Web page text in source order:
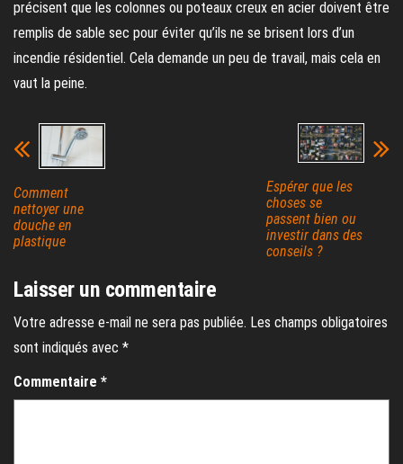
précisent que les colonnes ou poteaux creux en acier doivent être
remplis de sable sec pour éviter qu’ils ne se brisent lors d’un
incendie résidentiel. Cela demande un peu de travail, mais cela en
vaut la peine.
Comment
nettoyer une
douche en
plastique
Espérer que les
choses se
passent bien ou
investir dans des
conseils ?
Laisser un commentaire
Votre adresse e-mail ne sera pas publiée. Les champs obligatoires
sont indiqués avec *
Commentaire *